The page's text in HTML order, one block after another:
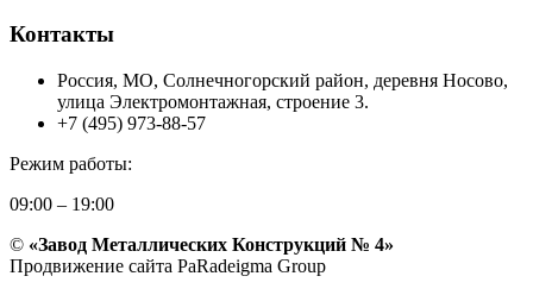
Контакты
Россия, МО, Солнечногорский район, деревня Носово,
улица Электромонтажная, строение 3.
+7 (495) 973-88-57
Режим работы:
09:00 – 19:00
© «Завод Металлических Конструкций № 4»
Продвижение сайта PaRadeigma Group